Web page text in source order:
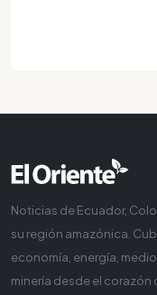
Noticias de Ecuador,
su región amazónica.
economía, energía,
minería desde el corazón